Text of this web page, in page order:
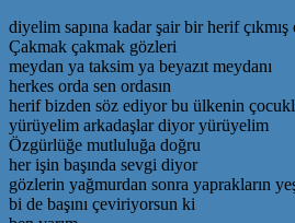
diyelim sapına kadar şair bir herif çıkmış
Çakmak çakmak gözleri
meydan ya taksim ya beyazıt meydanı
herkes orda sen ordasın
herif bizden söz ediyor bu ülkenin
yürüyelim arkadaşlar diyor yürüyelim
Özgürlüğe mutluluğa doğru
her işin başında sevgi diyor
gözlerin yağmurdan sonra yaprakların
bi de başını çeviriyorsun ki